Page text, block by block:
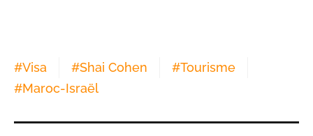
#Visa #Shai Cohen #Tourisme
#Maroc-Israël